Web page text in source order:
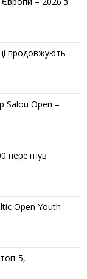
продовжують
Salou Open –
перетнув
Open Youth –
5,